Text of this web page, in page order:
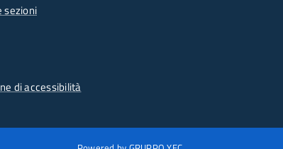
sezioni
di accessibilità